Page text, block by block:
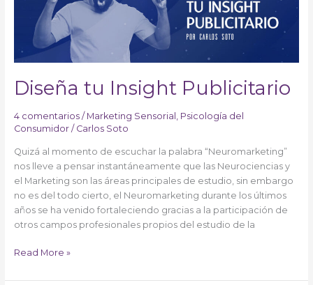
Diseña tu Insight Publicitario
4 comentarios / Marketing Sensorial
Psicología del
Consumidor/ Carlos Soto
Quizá al momento de escuchar la palabra “Neuromarketing”
nos lleve a pensar instantáneamente que las Neurociencias y
el Marketing son las áreas principales de estudio, sin embargo
no es del todo cierto, el Neuromarketing durante los últimos
años se ha venido fortaleciendo gracias a la participación de
otros campos profesionales propios del estudio de la
Publicitario
Read More »